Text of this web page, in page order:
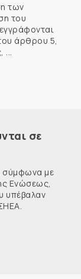
των
του
άρθρου 5,
σε
σύμφωνα με
Ενώσεως,
υπέβαλαν